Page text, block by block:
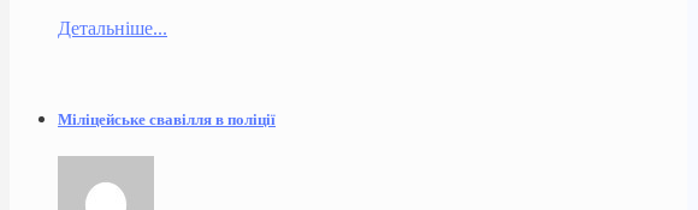
Детальніше...
Міліцейське свавілля в поліції